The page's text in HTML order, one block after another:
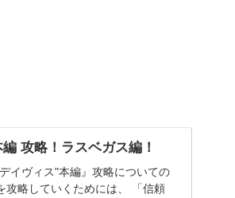
攻略！ラスベガス編！
イヴィス"本編』攻略についての
攻略していくためには、 「信頼